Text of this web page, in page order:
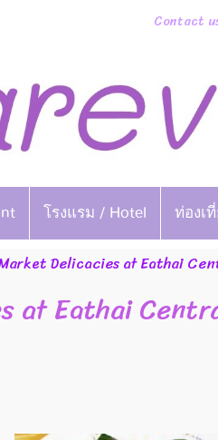
Contact
โรงแรม / Hotel ท่องเ
Delicacies at Eathai
at Eathai